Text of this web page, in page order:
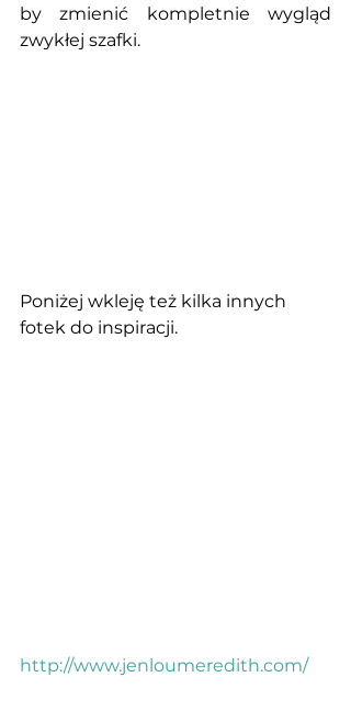
by zmienić kompletnie wygląd
zwykłej szafki.
Poniżej wkleję też kilka innych
fotek do inspiracji.
http://www.jenloumeredith.com/